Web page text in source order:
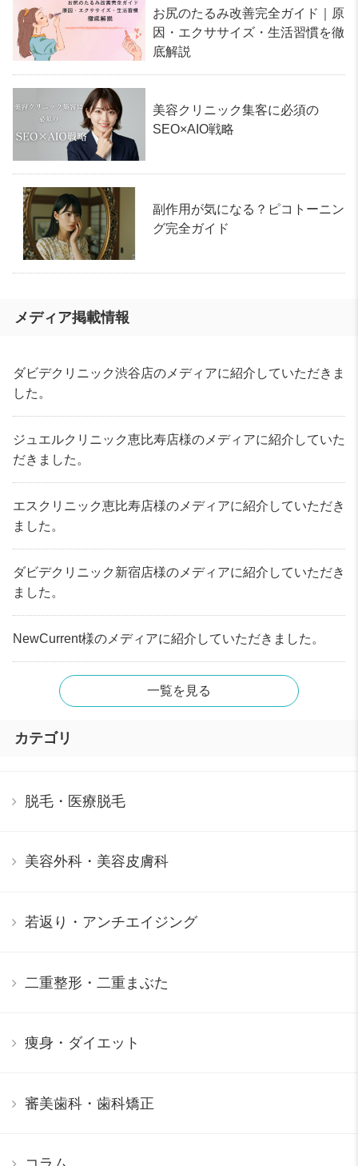
お尻のたるみ改善完全ガイド｜原
因・エクササイズ・生活習慣を徹
底解説
美容クリニック集客に必須の
SEO×AIO戦略
副作用が気になる？ピコトーニン
グ完全ガイド
メディア掲載情報
ダビデクリニック渋谷店のメディアに紹介していただきま
した。
ジュエルクリニック恵比寿店様のメディアに紹介していた
だきました。
エスクリニック恵比寿店様のメディアに紹介していただき
ました。
ダビデクリニック新宿店様のメディアに紹介していただき
ました。
NewCurrent様のメディアに紹介していただきました。
一覧を見る
カテゴリ
脱毛・医療脱毛
美容外科・美容皮膚科
若返り・アンチエイジング
二重整形・二重まぶた
痩身・ダイエット
審美歯科・歯科矯正